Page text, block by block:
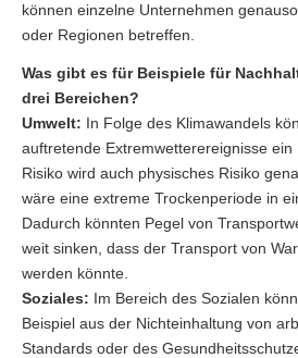
können einzelne Unternehmen
oder Regionen betreffen.
Was gibt es für Beispiele für
drei Bereichen?
Umwelt: In Folge des Klimawandels
auftretende Extremwetterereignisse
Risiko wird auch physisches Risiko
wäre eine extreme Trockenperiode in
Dadurch könnten Pegel von
weit sinken, dass der Transport von
werden könnte.
Soziales: Im Bereich des Sozialen
Beispiel aus der Nichteinhaltung von
Standards oder des